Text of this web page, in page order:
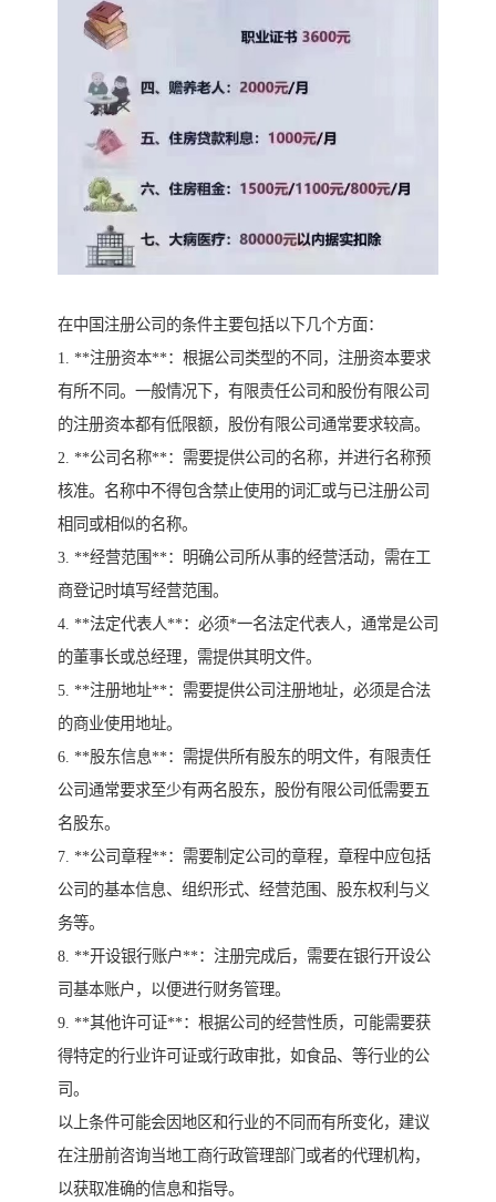
在中国注册公司的条件主要包括以下几个方面：
1. **注册资本**：根据公司类型的不同，注册资本要求
有所不同。一般情况下，有限责任公司和股份有限公司
的注册资本都有低限额，股份有限公司通常要求较高。
2. **公司名称**：需要提供公司的名称，并进行名称预
核准。名称中不得包含禁止使用的词汇或与已注册公司
相同或相似的名称。
3. **经营范围**：明确公司所从事的经营活动，需在工
商登记时填写经营范围。
4. **法定代表人**：必须*一名法定代表人，通常是公司
的董事长或总经理，需提供其明文件。
5. **注册地址**：需要提供公司注册地址，必须是合法
的商业使用地址。
6. **股东信息**：需提供所有股东的明文件，有限责任
公司通常要求至少有两名股东，股份有限公司低需要五
名股东。
7. **公司章程**：需要制定公司的章程，章程中应包括
公司的基本信息、组织形式、经营范围、股东权利与义
务等。
8. **开设银行账户**：注册完成后，需要在银行开设公
司基本账户，以便进行财务管理。
9. **其他许可证**：根据公司的经营性质，可能需要获
得特定的行业许可证或行政审批，如食品、等行业的公
司。
以上条件可能会因地区和行业的不同而有所变化，建议
在注册前咨询当地工商行政管理部门或者的代理机构，
以获取准确的信息和指导。